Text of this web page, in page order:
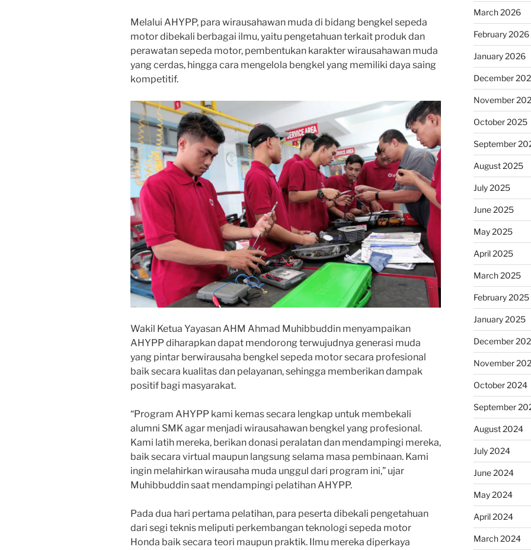
Melalui AHYPP, para wirausahawan muda di bidang bengkel sepeda
motor dibekali berbagai ilmu, yaitu pengetahuan terkait produk dan
perawatan sepeda motor, pembentukan karakter wirausahawan muda
yang cerdas, hingga cara mengelola bengkel yang memiliki daya saing
kompetitif.
Wakil Ketua Yayasan AHM Ahmad Muhibbuddin menyampaikan
AHYPP diharapkan dapat mendorong terwujudnya generasi muda
yang pintar berwirausaha bengkel sepeda motor secara profesional
baik secara kualitas dan pelayanan, sehingga memberikan dampak
positif bagi masyarakat.
“Program AHYPP kami kemas secara lengkap untuk membekali
alumni SMK agar menjadi wirausahawan bengkel yang profesional.
Kami latih mereka, berikan donasi peralatan dan mendampingi mereka,
baik secara virtual maupun langsung selama masa pembinaan. Kami
ingin melahirkan wirausaha muda unggul dari program ini,” ujar
Muhibbuddin saat mendampingi pelatihan AHYPP.
Pada dua hari pertama pelatihan, para peserta dibekali pengetahuan
dari segi teknis meliputi perkembangan teknologi sepeda motor
Honda baik secara teori maupun praktik. Ilmu mereka diperkaya
March 2026
February 2026
January 2026
December
November
October 2025
September
August 2025
July 2025
June 2025
May 2025
April 2025
March 2025
February 2025
January 2025
December
November
October 2024
September
August 2024
July 2024
June 2024
May 2024
April 2024
March 2024